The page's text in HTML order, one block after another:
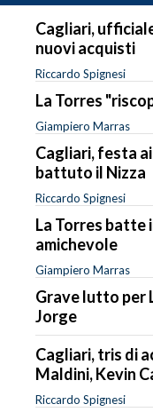
Cagliari,
nuovi acquisti
Riccardo Spignesi
La Torres
Giampiero Marras
Cagliari, festa
battuto il Nizza
Riccardo Spignesi
La Torres batte
amichevole
Giampiero Marras
Grave lutto per
Jorge
Cagliari, tris di
Maldini, Kevin
Riccardo Spignesi